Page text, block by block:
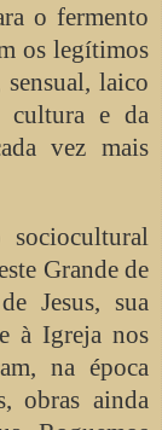
o fermento
os legítimos
laico
cultura e da
vez mais
sociocultural
Grande de
Jesus, sua
à Igreja nos
na época
obras ainda